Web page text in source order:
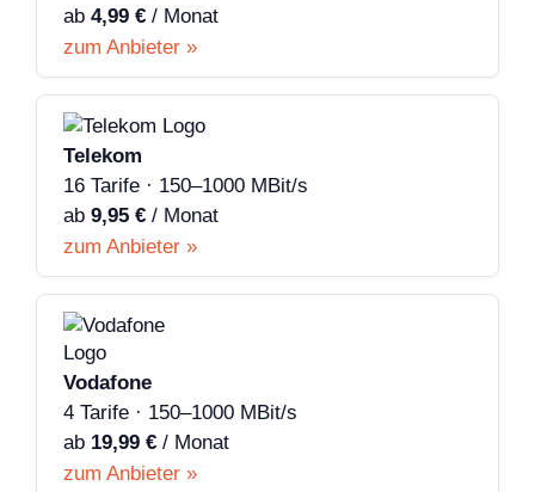
ab 4,99 € / Monat
zum Anbieter »
Telekom
16 Tarife · 150–1000 MBit/s
ab 9,95 € / Monat
zum Anbieter »
Vodafone
4 Tarife · 150–1000 MBit/s
ab 19,99 € / Monat
zum Anbieter »